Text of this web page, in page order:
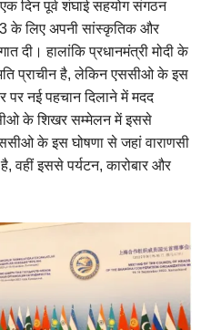
दिन पूर्व शंघाई सहयोग संगठन
के लिए अपनी सांस्‍कृतिक और
दी। हालांकि प्रधानमंत्री मोदी के
प्राचीन है, लेकिन एससीओ के इस
पर नई पहचान दिलाने में मदद
के शिखर सम्मेलन में इससे
के इस घोषणा से जहां वाराणसी
वहीं इससे पर्यटन, कारोबार और